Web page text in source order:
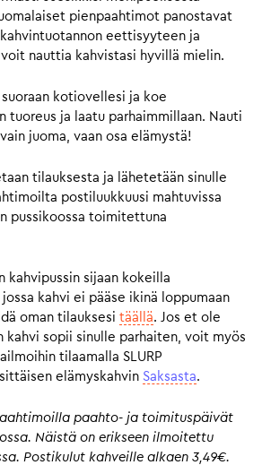
pienpaahtimot panostavat
eettisyyteen ja
nauttia kahvistasi hyvillä mielin.
kotiovellesi ja koe
tuoreus ja laatu parhaimmillaan. Nauti
juoma, vaan osa elämystä!
tilauksesta ja lähetetään sinulle
postiluukkuusi mahtuvissa
pussikoossa toimitettuna
kahvipussin sijaan kokeilla
kahvi ei pääse ikinä loppumaan
oman tilauksesi täällä. Jos et ole
kahvi sopii sinulle parhaiten, voit myös
tilaamalla SLURP
elämyskahvin Saksasta.
paahto- ja toimituspäivät
Näistä on erikseen ilmoitettu
Postikulut kahveille alkaen 3,49€.